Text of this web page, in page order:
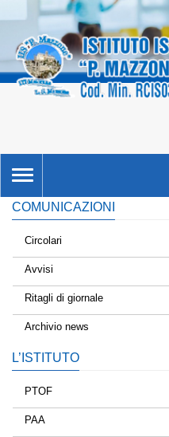
TOGGLE
NAVIGATION
COMUNICAZIONI
Circolari
Avvisi
Ritagli di giornale
Archivio news
L’ISTITUTO
PTOF
PAA